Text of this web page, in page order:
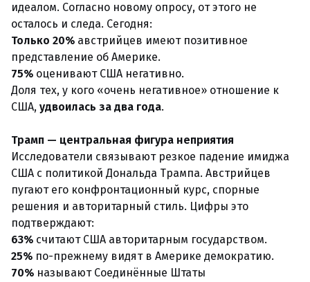
идеалом. Согласно новому опросу, от этого не
осталось и следа. Сегодня:
Только 20% австрийцев имеют позитивное
представление об Америке.
75% оценивают США негативно.
Доля тех, у кого «очень негативное» отношение к
США, удвоилась за два года.
Трамп — центральная фигура неприятия
Исследователи связывают резкое падение имиджа
США с политикой Дональда Трампа. Австрийцев
пугают его конфронтационный курс, спорные
решения и авторитарный стиль. Цифры это
подтверждают:
63% считают США авторитарным государством.
25% по-прежнему видят в Америке демократию.
70% называют Соединённые Штаты